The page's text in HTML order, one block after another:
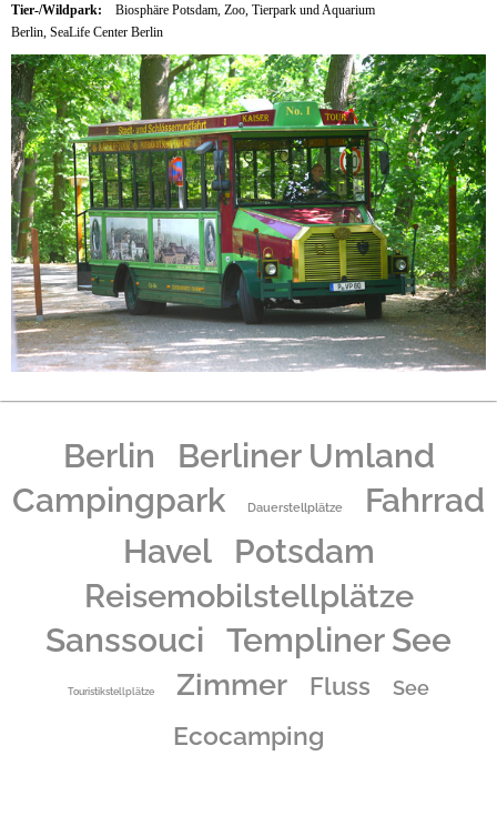
Tier-/Wildpark:
Biosphäre Potsdam, Zoo, Tierpark und Aquarium
Berlin, SeaLife Center Berlin
Berlin
Berliner Umland
Campingpark
Dauerstellplätze
Fahrrad
Havel
Potsdam
Reisemobilstellplätze
Sanssouci Templiner See
Touristikstellplätze Zimmer Fluss See
Ecocamping